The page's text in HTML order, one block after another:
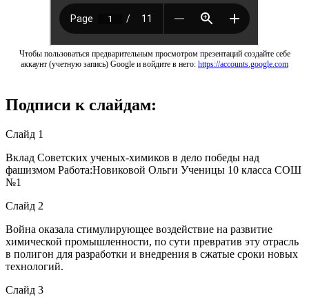
Чтобы пользоваться предварительным просмотром презентаций создайте себе
аккаунт (учетную запись) Google и войдите в него: https://accounts.google.com
Подписи к слайдам:
Слайд 1
Вклад Советских ученых-химиков в дело победы над
фашизмом Работа:Новиковой Ольги Ученицы 10 класса СОШ
№1
Слайд 2
Война оказала стимулирующее воздействие на развитие
химической промышленности, по сути превратив эту отрасль
в полигон для разработки и внедрения в сжатые сроки новых
технологий.
Слайд 3